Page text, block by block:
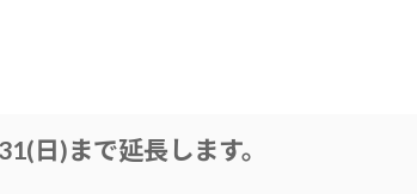
日)まで延長します。